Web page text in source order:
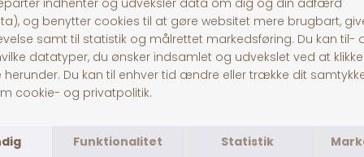
Cooling Pad
DKK 249,00
VetBed m. Poter
DKK 249,00